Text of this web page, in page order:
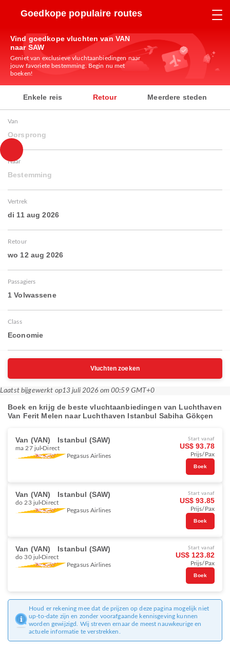
Goedkope populaire routes
Vind goedkope vluchten van VAN
naar SAW
Geniet van exclusieve vluchtaanbiedingen naar
jouw favoriete bestemming. Begin nu met
boeken!
Enkele reis Retour Meerdere steden
Van
Oorsprong
Naar
Bestemming
Vertrek
di 11 aug 2026
Retour
wo 12 aug 2026
Passagiers
1 Volwassene
Class
Economie
Vluchten zoeken
Laatst bijgewerkt op13 juli 2026 om 00:59 GMT+0
Boek en krijg de beste vluchtaanbiedingen van Luchthaven
Van Ferit Melen naar Luchthaven Istanbul Sabiha Gökçen
Van (VAN) Istanbul (SAW)
ma 27 jul Direct
Pegasus Airlines
Start vanaf
US$ 93.78
Prijs/Pax
Boek
Van (VAN) Istanbul (SAW)
do 23 jul Direct
Pegasus Airlines
Start vanaf
US$ 93.85
Prijs/Pax
Boek
Van (VAN) Istanbul (SAW)
do 30 jul Direct
Pegasus Airlines
Start vanaf
US$ 123.82
Prijs/Pax
Boek
Houd er rekening mee dat de prijzen op deze pagina mogelijk niet
up-to-date zijn en zonder voorafgaande kennisgeving kunnen
worden gewijzigd. Wij streven ernaar de meest nauwkeurige en
actuele informatie te verstrekken.